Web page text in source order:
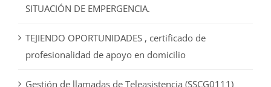
SITUACIÓN DE EMPERGENCIA.
TEJIENDO OPORTUNIDADES , certificado de
profesionalidad de apoyo en domicilio
Gestión de llamadas de Teleasistencia (SSCG0111)